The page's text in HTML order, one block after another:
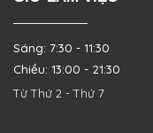
Sáng: 7:30 - 11:30
Chiều: 13:00 - 21:30
Từ Thứ 2 - Thứ 7